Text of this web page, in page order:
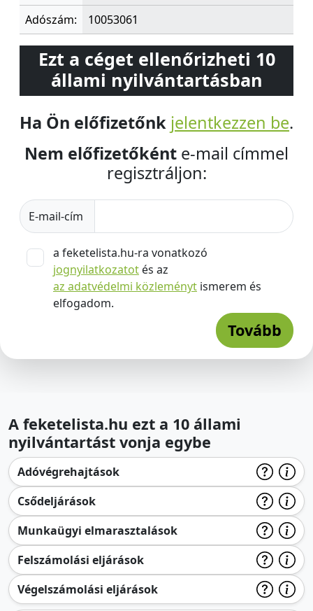
Adószám: 10053061
Ezt a céget ellenőrizheti 10
állami nyilvántartásban
Ha Ön előfizetőnk jelentkezzen be.
Nem előfizetőként e-mail címmel
regisztráljon:
E-mail-cím
a feketelista.hu-ra vonatkozó
jognyilatkozatot és az
az adatvédelmi közleményt ismerem és
elfogadom.
Tovább
A feketelista.hu ezt a 10 állami
nyilvántartást vonja egybe
Adóvégrehajtások
Csődeljárások
Munkaügyi elmarasztalások
Felszámolási eljárások
Végelszámolási eljárások